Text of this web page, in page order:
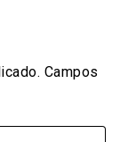
Campos